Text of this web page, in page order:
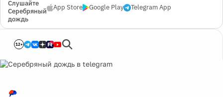
Слушайте
Серебряный
дождь
App Store Google Play Telegram App
12+